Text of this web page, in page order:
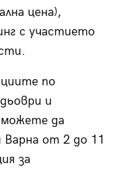
цена),
с участието
по
и
можете да
от 2 до 11
за